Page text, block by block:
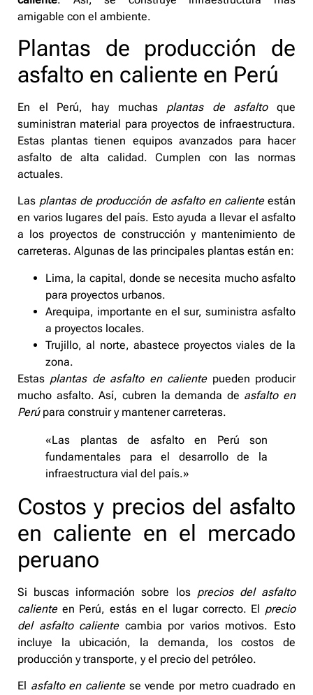
amigable con el ambiente.
Plantas de producción de
asfalto en caliente en Perú
En el Perú, hay muchas plantas de asfaltoque
suministran material para proyectos de infraestructura.
Estas plantas tienen equipos avanzados para hacer
asfalto de alta calidad. Cumplen con las normas
actuales.
Las plantas de producción de asfalto en calienteestán
en varios lugares del país. Esto ayuda a llevar el asfalto
a los proyectos de construcción y mantenimiento de
carreteras. Algunas de las principales plantas están en:
Lima, la capital, donde se necesita mucho asfalto
para proyectos urbanos.
Arequipa, importante en el sur, suministra asfalto
a proyectos locales.
Trujillo, al norte, abastece proyectos viales de la
zona.
Estas plantas de asfalto en calientepueden producir
mucho asfalto. Así, cubren la demanda de asfalto en
Perúpara construir y mantener carreteras.
«Las plantas de asfalto en Perú son
fundamentales para el desarrollo de la
infraestructura vial del país.»
Costos y precios del asfalto
en caliente en el mercado
peruano
Si buscas información sobre los precios del asfalto
calienteen Perú, estás en el lugar correcto. El precio
del asfalto calientecambia por varios motivos. Esto
incluye la ubicación, la demanda, los costos de
producción y transporte, y el precio del petróleo.
El asfalto en calientese vende por metro cuadrado en